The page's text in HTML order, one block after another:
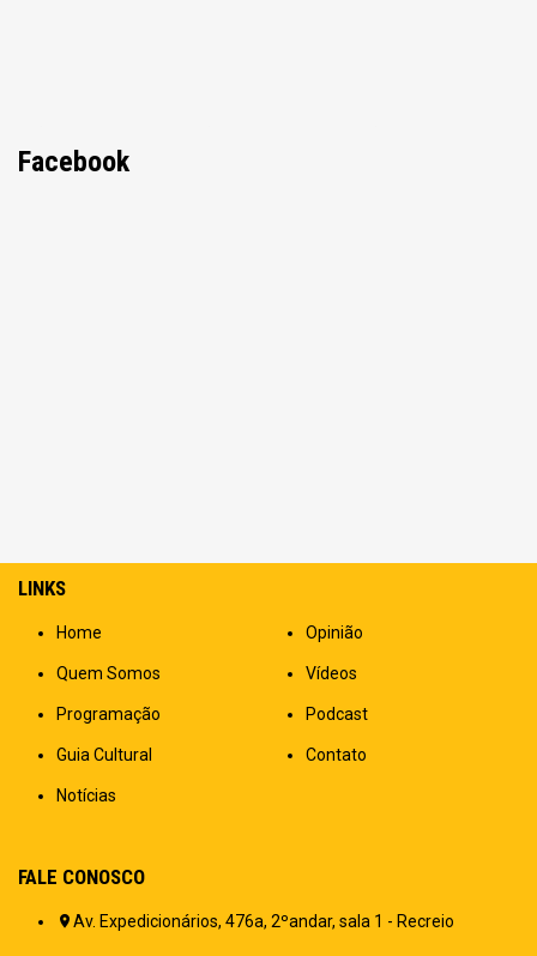
Facebook
LINKS
Home
Quem Somos
Programação
Guia Cultural
Notícias
Opinião
Vídeos
Podcast
Contato
FALE CONOSCO
Av. Expedicionários, 476a, 2ºandar, sala 1 - Recreio